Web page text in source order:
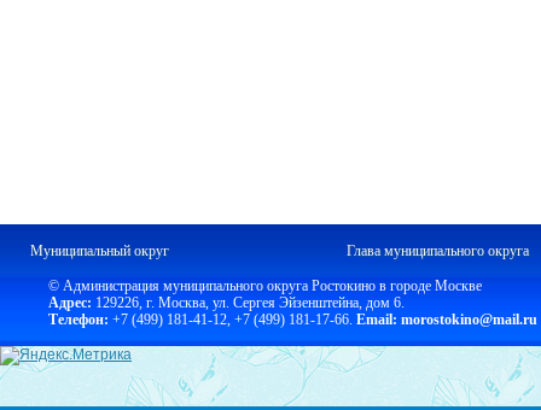
Муниципальный округ Глава муниципального округа
© Администрация муниципального округа Ростокино в городе Москве
Адрес: 129226, г. Москва, ул. Сергея Эйзенштейна, дом 6.
Телефон: +7 (499) 181-41-12, +7 (499) 181-17-66. Email: morostokino@mail.ru